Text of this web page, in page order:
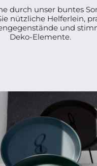
durch unser buntes
nützliche Helferlein,
und
Deko-Elemente.